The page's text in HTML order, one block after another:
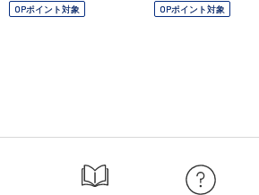
OPポイント対象 OPポイント対象